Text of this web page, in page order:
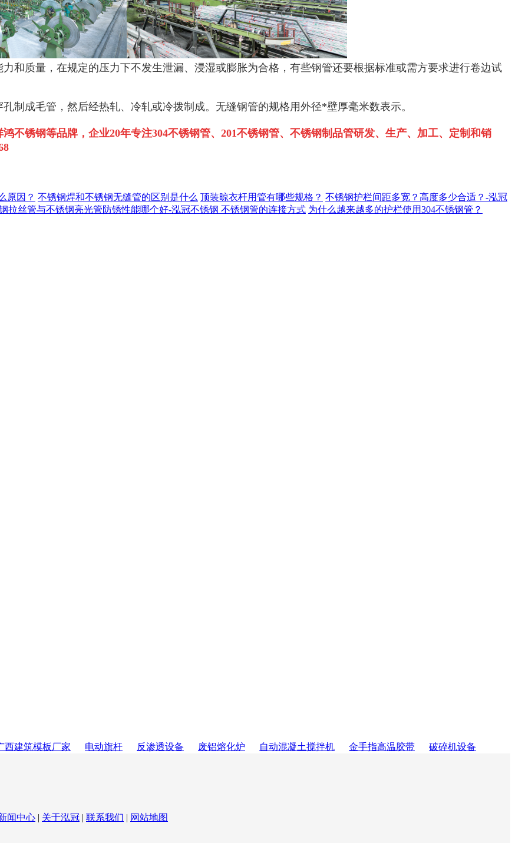
和质量，在规定的压力下不发生泄漏、浸湿或膨胀为合格，有些钢管还要根据标准或需方要求进行卷边试
制成毛管，然后经热轧、冷轧或冷拨制成。无缝钢管的规格用外径*壁厚毫米数表示。
不锈钢等品牌，企业20年专注304不锈钢管、 201不锈钢管、不锈钢制品管研发、生产、加工、定制和销
原因？ 不锈钢焊和不锈钢无缝管的区别是什么 顶装晾衣杆用管有哪些规格？ 不锈钢护栏间距多宽？高度多少合适？-泓冠
拉丝管与不锈钢亮光管防锈性能哪个好-泓冠不锈钢 不锈钢管的连接方式 为什么越来越多的护栏使用304不锈钢管？
西建筑模板厂家 电动旗杆 反渗透设备 废铝熔化炉 自动混凝土搅拌机 金手指高温胶带 破碎机设备
闻中心 | 关于泓冠 | 联系我们 | 网站地图